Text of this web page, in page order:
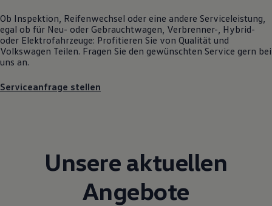
Motorenöl und Flüssigkeiten
Räder und Reifen
Pannen- und Unfallhilfe
Economy Service
Modellspezifisches Zubehör
Schutz und Pflege
Dienste für Ihr Modell finden
Volkswagen Apps, Login und Shop
Handy und Fahrzeug verbinden
Updates für Software, Karten und Radio
Ob Inspektion, Reifenwechsel oder eine andere Serviceleistung,
egal ob für Neu- oder Gebrauchtwagen , Verbrenner-, Hybrid-
oder Elektrofahrzeuge: Profitieren Sie von Qualität und
Volkswagen Teilen. Fragen Sie den gewünschten Service gern bei
uns an.
Serviceanfrage stellen
Unsere aktuellen
Angebote